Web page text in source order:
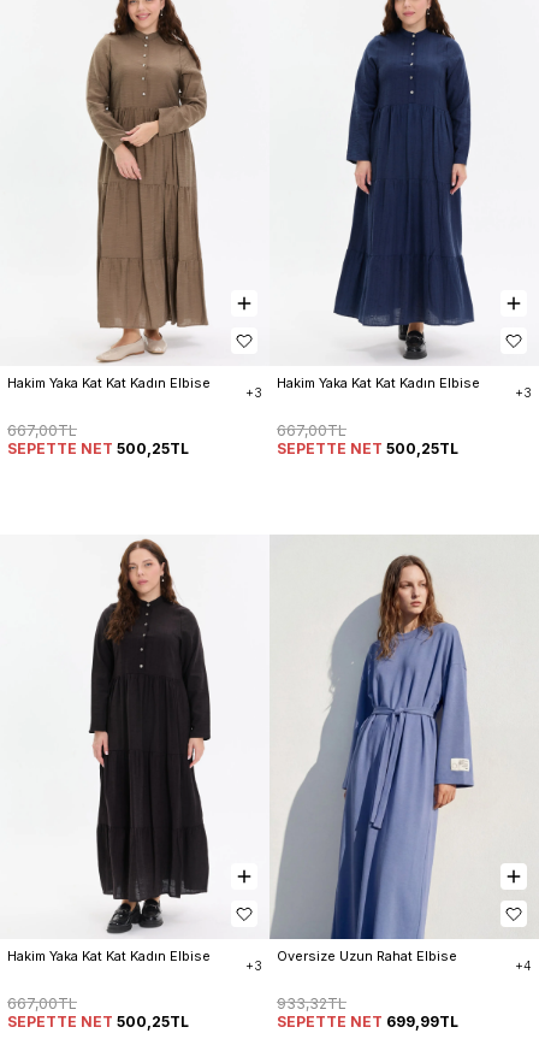
Hakim Yaka Kat Kat Kadın Elbise
+3
667,00TL
SEPETTE NET 500,25TL
Hakim Yaka Kat Kat Kadın Elbise
+3
667,00TL
SEPETTE NET 500,25TL
Hakim Yaka Kat Kat Kadın Elbise
+3
667,00TL
SEPETTE NET 500,25TL
Oversize Uzun Rahat Elbise
+4
933,32TL
SEPETTE NET 699,99TL